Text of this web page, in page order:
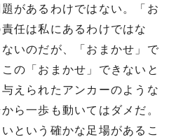
があるわけではない。「お
任は私にあるわけではな
いのだが、「おまかせ」で
の「おまかせ」できないと
えられたアンカーのような
ら一歩も動いてはダメだ。
という確かな足場があるこ